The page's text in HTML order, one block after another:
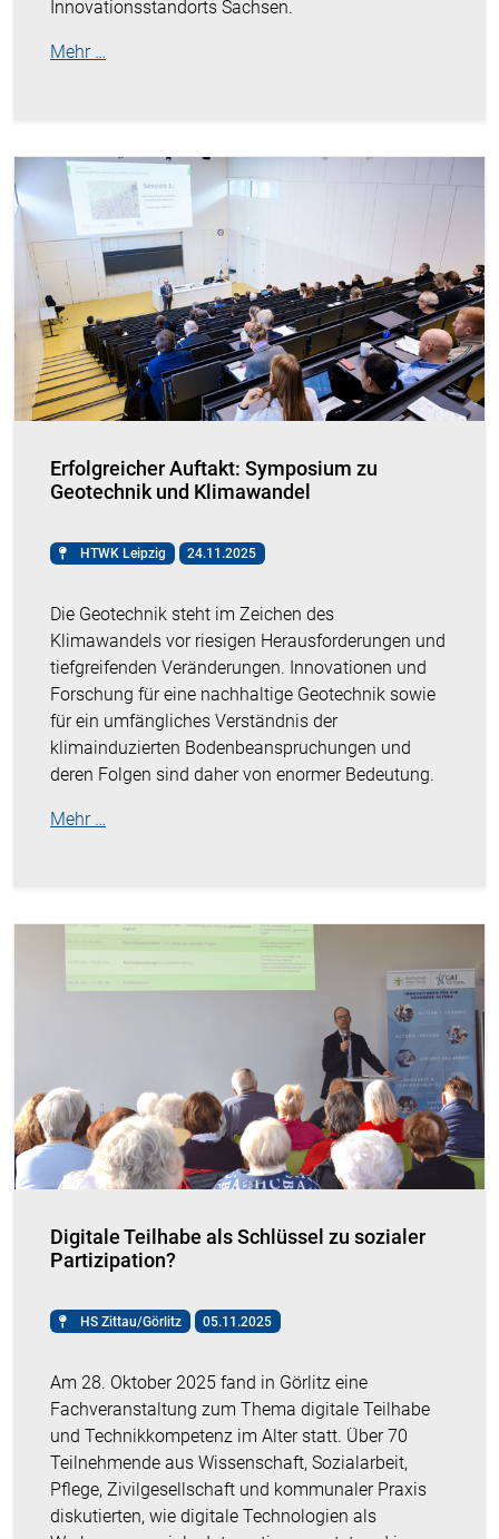
Innovationsstandorts Sachsen.
Mehr …
Erfolgreicher Auftakt: Symposium zu
Geotechnik und Klimawandel
HTWK Leipzig 24.11.2025
Die Geotechnik steht im Zeichen des
Klimawandels vor riesigen Herausforderungen und
tiefgreifenden Veränderungen. Innovationen und
Forschung für eine nachhaltige Geotechnik sowie
für ein umfängliches Verständnis der
klimainduzierten Bodenbeanspruchungen und
deren Folgen sind daher von enormer Bedeutung.
Mehr …
Digitale Teilhabe als Schlüssel zu sozialer
Partizipation?
HS Zittau/Görlitz 05.11.2025
Am 28. Oktober 2025 fand in Görlitz eine
Fachveranstaltung zum Thema digitale Teilhabe
und Technikkompetenz im Alter statt. Über 70
Teilnehmende aus Wissenschaft, Sozialarbeit,
Pflege, Zivilgesellschaft und kommunaler Praxis
diskutierten, wie digitale Technologien als